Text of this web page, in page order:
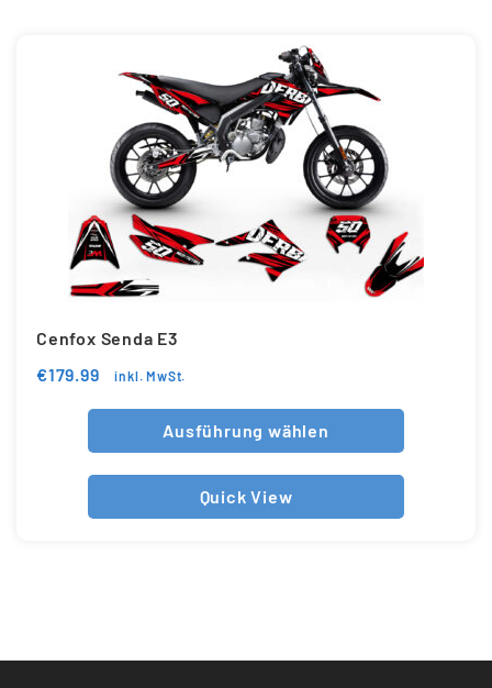
Cenfox Senda E3
€179.99 inkl. MwSt.
Ausführung wählen
Quick View